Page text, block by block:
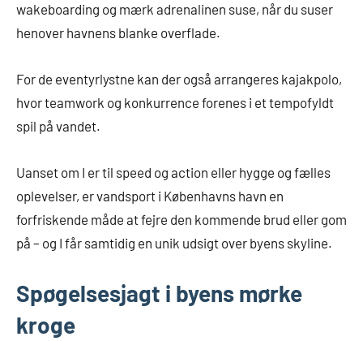
wakeboarding og mærk adrenalinen suse, når du suser
henover havnens blanke overflade.
For de eventyrlystne kan der også arrangeres kajakpolo,
hvor teamwork og konkurrence forenes i et tempofyldt
spil på vandet.
Uanset om I er til speed og action eller hygge og fælles
oplevelser, er vandsport i Københavns havn en
forfriskende måde at fejre den kommende brud eller gom
på – og I får samtidig en unik udsigt over byens skyline.
Spøgelsesjagt i byens mørke
kroge